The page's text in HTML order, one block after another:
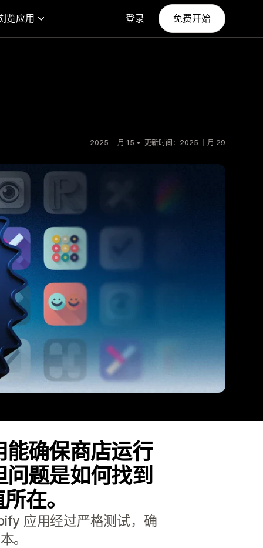
览应用 登录 免费开始
2025 一月 15 更新时间：2025 十月 29
确保商店运行
题是如何找到
在。
应用经过严格测试，确
。